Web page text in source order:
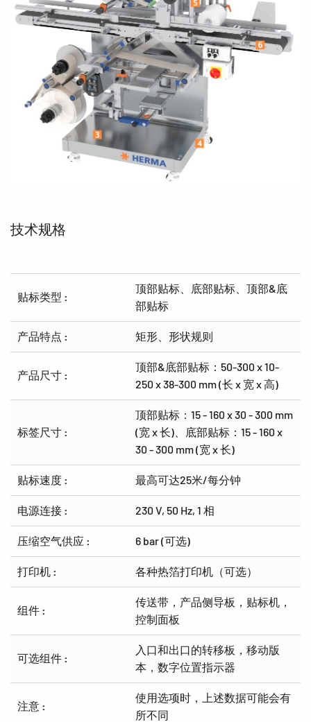
技术规格
贴标类型 :
顶部贴标、底部贴标、顶部&底
部贴标
产品特点 : 矩形、形状规则
产品尺寸 :
顶部&底部贴标：50-300 x 10-
250 x 38-300 mm (长 x 宽 x 高)
标签尺寸 :
顶部贴标：15 - 160 x 30 - 300 mm
(宽 x 长)、底部贴标：15 - 160 x
30 - 300 mm (宽 x 长)
贴标速度 : 最高可达25米/每分钟
电源连接 : 230 V, 50 Hz, 1 相
压缩空气供应 : 6 bar (可选)
打印机 : 各种热箔打印机（可选）
组件 :
传送带，产品侧导板，贴标机，
控制面板
可选组件 :
入口和出口的转移板，移动版
本，数字位置指示器
注意 :
使用选项时，上述数据可能会有
所不同